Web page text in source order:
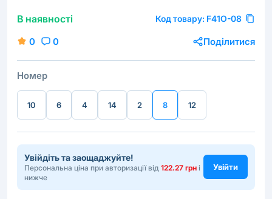
В наявності Код товару: F41O-08
0 0 Поділитися
Номер
10 6 4 14 2 8 12
Увійдіть та заощаджуйте!
Персональна ціна при авторизації від 122.27 грн і
нижче
Увійти